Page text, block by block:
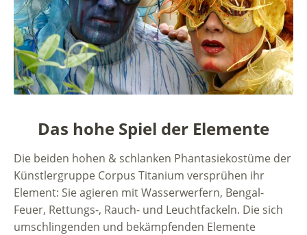
Das hohe Spiel der Elemente
Die beiden hohen & schlanken Phantasiekostüme der
Künstlergruppe Corpus Titanium versprühen ihr
Element: Sie agieren mit Wasserwerfern, Bengal-
Feuer, Rettungs-, Rauch- und Leuchtfackeln. Die sich
umschlingenden und bekämpfenden Elemente